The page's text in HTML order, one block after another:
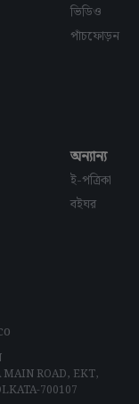
ভিডিও
পাঁচফোড়ন
অন্যান্য
ই-পত্রিকা
বইঘর
MAIN ROAD, EKT,
700107